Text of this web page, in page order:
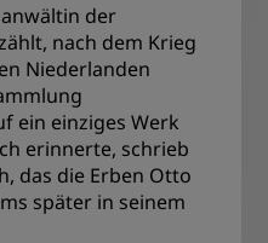
der
nach dem Krieg
Niederlanden
ein einziges Werk
erinnerte, schrieb
das die Erben Otto
später in seinem